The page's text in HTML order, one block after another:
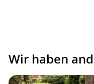
Wir haben